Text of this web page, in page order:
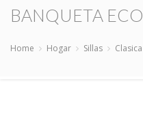
BANQUETA ECO
Home Hogar Sillas Clasica